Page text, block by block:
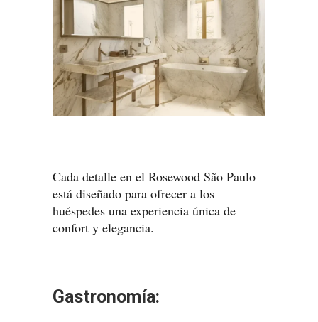
Cada detalle en el Rosewood São Paulo
está diseñado para ofrecer a los
huéspedes una experiencia única de
confort y elegancia.
Gastronomía: